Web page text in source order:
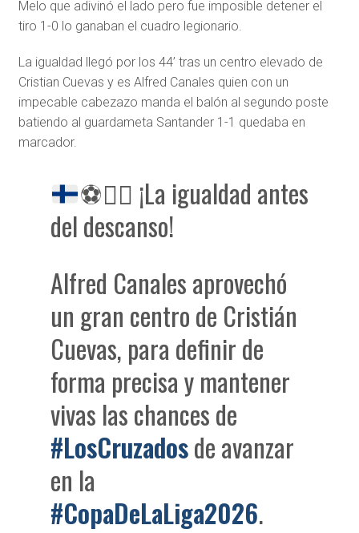
Melo que adivinó el lado pero fue imposible detener el
tiro 1-0 lo ganaban el cuadro legionario.
La igualdad llegó por los 44’ tras un centro elevado de
Cristian Cuevas y es Alfred Canales quien con un
impecable cabezazo manda el balón al segundo poste
batiendo al guardameta Santander 1-1 quedaba en
marcador.
⚽😮‍💨 ¡La igualdad antes
del descanso!
Alfred Canales aprovechó
un gran centro de Cristián
Cuevas, para definir de
forma precisa y mantener
vivas las chances de
#LosCruzadosde avanzar
en la
#CopaDeLaLiga2026.